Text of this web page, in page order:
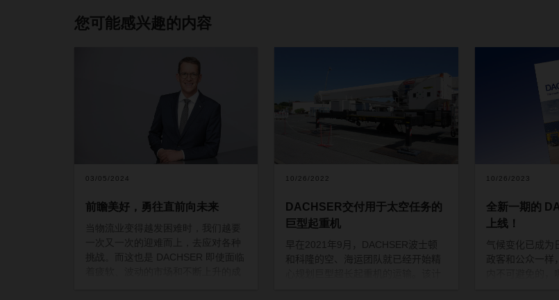
您可能感兴趣的内容
03/05/2024
前瞻美好，勇往直前向未来
当物流业变得越发困难时，我们越要
一次又一次的迎难而上，去应对各种
挑战。而这也是 DACHSER 即使面临
10/26/2022
DACHSER交付用于太空任务的
巨型起重机
早在2021年9 月， DACHSER 波士顿
和科隆的空、海运团队就已经开始精
10/26/2023
全新一期的
上线！
气候变化已成为
政客和公众一样